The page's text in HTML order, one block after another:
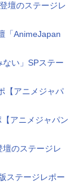
壇のステージレ
「AnimeJapan
ない」SPステー
【アニメジャパ
アニメジャパン
のステージレ
ステージレポー